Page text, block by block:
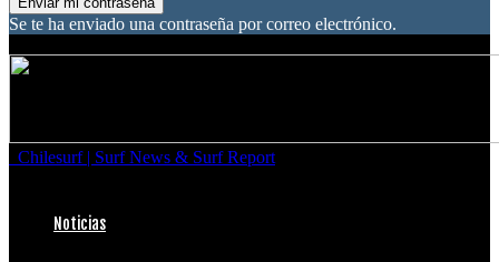
Se te ha enviado una contraseña por correo electrónico.
Chilesurf | Surf News & Surf Report
Noticias